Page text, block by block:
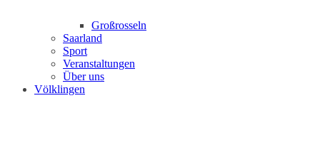
Großrosseln
Saarland
Sport
Veranstaltungen
Über uns
Völklingen